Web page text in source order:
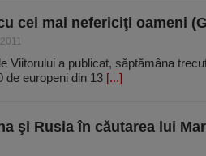
cei mai nefericiţi oameni
Viitorului a publicat, săptămâna
de europeni din 13 [...]
şi Rusia în căutarea lui